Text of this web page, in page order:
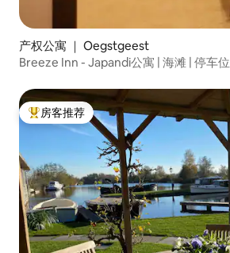
产权公寓 ｜ Oegstgeest
Breeze Inn - Japandi公寓 | 海滩 | 停车位
热门「房客推荐」
房客推荐